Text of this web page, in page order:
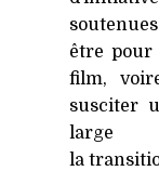
être pour
film,
susciter
la